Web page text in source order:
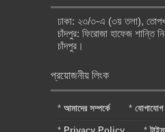
ঢাকা: ২৩/৩-এ (৩য় তলা),
চাঁদপুর: ফিরোজা হাফেজ শান্তি
চাঁদপুর।
প্রয়োজনীয় লিংক
* আমাদের সম্পর্কে * যোগাযোগ